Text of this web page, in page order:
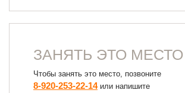
ЗАНЯТЬ ЭТО МЕСТО
Чтобы занять это место, позвоните
8-920-253-22-14или напишите